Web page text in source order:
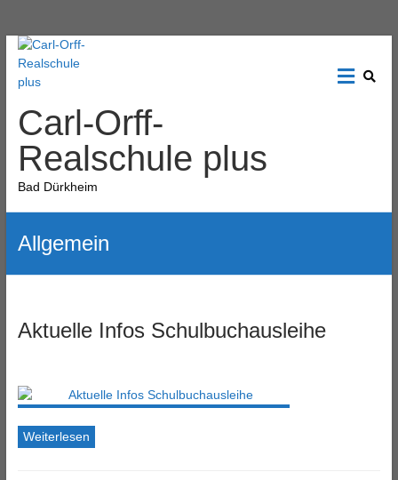
Carl-Orff-
Realschule plus
Bad Dürkheim
Allgemein
Aktuelle Infos Schulbuchausleihe
Weiterlesen